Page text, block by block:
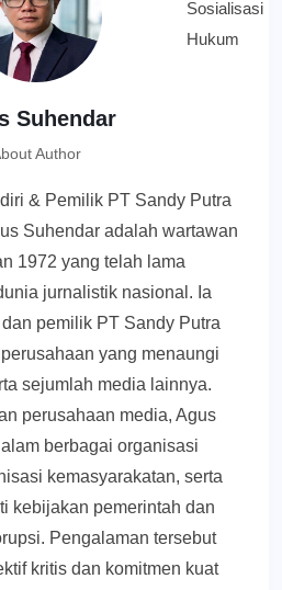
Suhendar
Author
& Pemilik PT Sandy Putra
Suhendar adalah wartawan
1972 yang telah lama
jurnalistik nasional. Ia
pemilik PT Sandy Putra
yang menaungi
sejumlah media lainnya.
perusahaan media, Agus
berbagai organisasi
kemasyarakatan, serta
kebijakan pemerintah dan
Pengalaman tersebut
kritis dan komitmen kuat